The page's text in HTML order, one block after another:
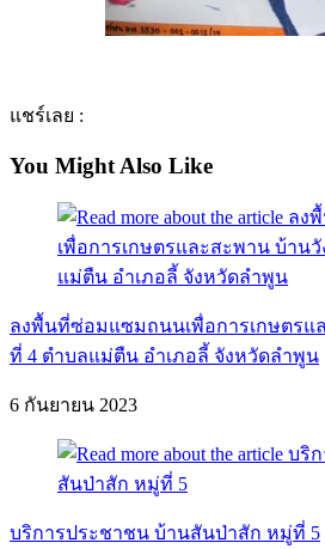
แชร์เลย :
You Might Also Like
ลงพื้นที่ซ่อมแซมถนนเพื่อการเกษตรแ
ที่ 4 ตำบลแม่ตืน อำเภอลี้ จังหวัดลำพูน
6 กันยายน 2023
บริการประชาชน บ้านสันป่าสัก หมู่ที่ 5